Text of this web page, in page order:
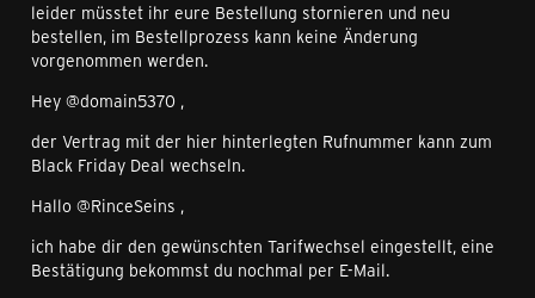
leider müsstet ihr eure Bestellung stornieren und neu
bestellen, im Bestellprozess kann keine Änderung
vorgenommen werden.
Hey @domain5370 ,
der Vertrag mit der hier hinterlegten Rufnummer kann zum
Black Friday Deal wechseln.
Hallo @RinceSeins ,
ich habe dir den gewünschten Tarifwechsel eingestellt, eine
Bestätigung bekommst du nochmal per E-Mail.